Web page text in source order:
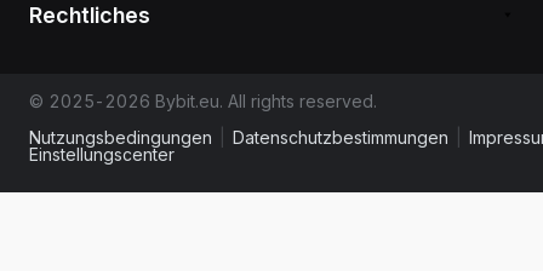
Rechtliches
© 2025-2026 Bybit.eu. All rights reserved.
Nutzungsbedingungen
Datenschutzbestimmungen
Einstellungscenter